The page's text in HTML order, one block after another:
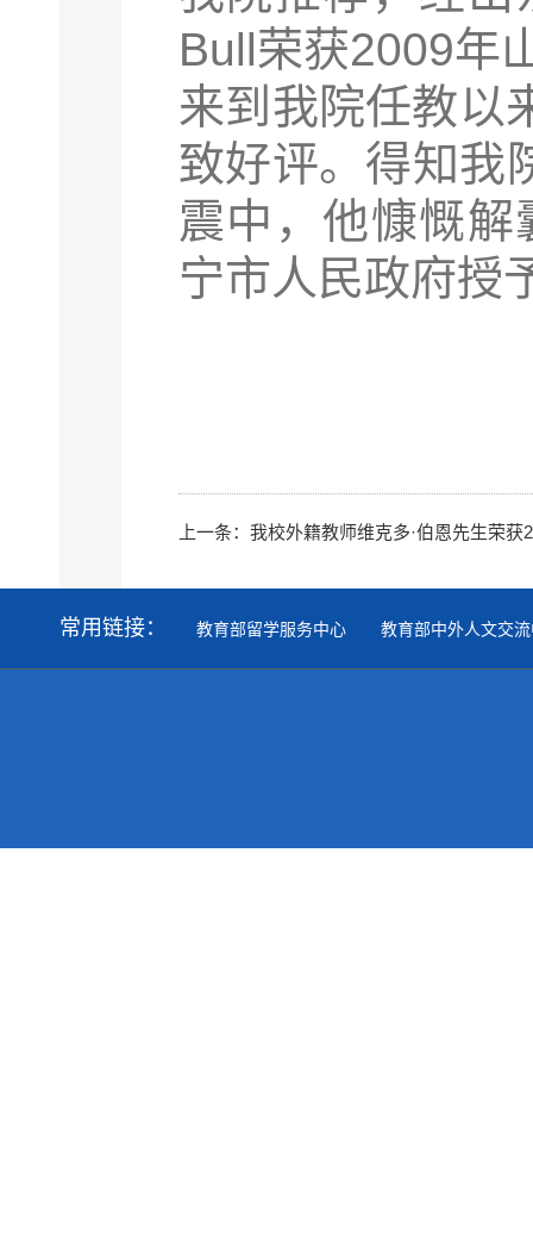
Bull荣获2009年
来到我院任教以
致好评。得知我
震中，他慷慨
宁市人民政府授
上一条： 我校外籍教师维克多·伯恩先生荣获
常用链接： 教育部留学服务中心 教育部中外人文交